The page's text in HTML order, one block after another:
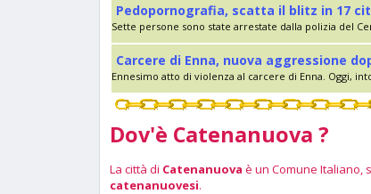
Pedopornografia, scatta il blitz in 17
Sette persone sono state arrestate dalla polizia del
Carcere di Enna, nuova aggressione
Ennesimo atto di violenza al carcere di Enna. Oggi,
Dov'è Catenanuova ?
La città di Catenanuova è un Comune Italiano,
catenanuovesi.